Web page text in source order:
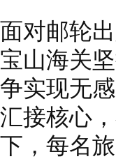
面对邮轮
宝山海关
争实现无
汇接核心
下，每名